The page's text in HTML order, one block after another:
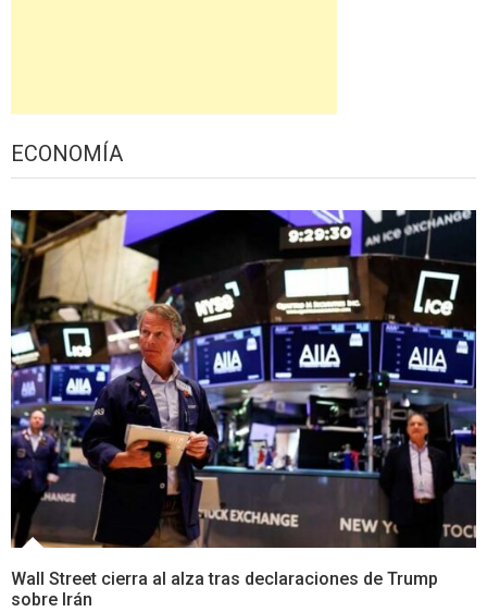
ECONOMÍA
Wall Street cierra al alza tras declaraciones de Trump
sobre Irán